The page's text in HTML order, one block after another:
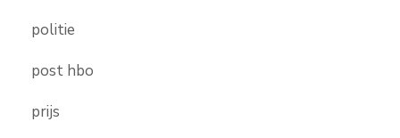
politie
post hbo
prijs